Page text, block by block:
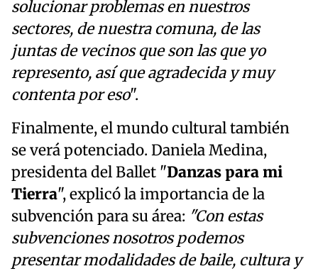
solucionar problemas en nuestros
sectores, de nuestra comuna, de las
juntas de vecinos que son las que yo
represento, así que agradecida y muy
contenta por eso".
Finalmente, el mundo cultural también
se verá potenciado. Daniela Medina,
presidenta del Ballet "Danzas para mi
Tierra", explicó la importancia de la
subvención para su área: "Con estas
subvenciones nosotros podemos
presentar modalidades de baile, cultura y